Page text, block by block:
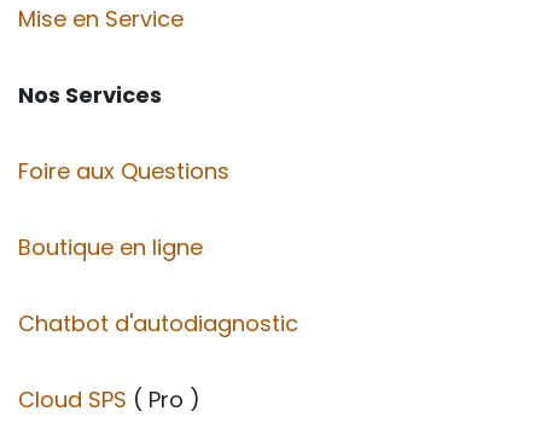
Mise en Service
Nos Services
Foire aux Questions
Boutique en ligne
Chatbot d'autodiagnostic
Cloud SPS ( Pro )